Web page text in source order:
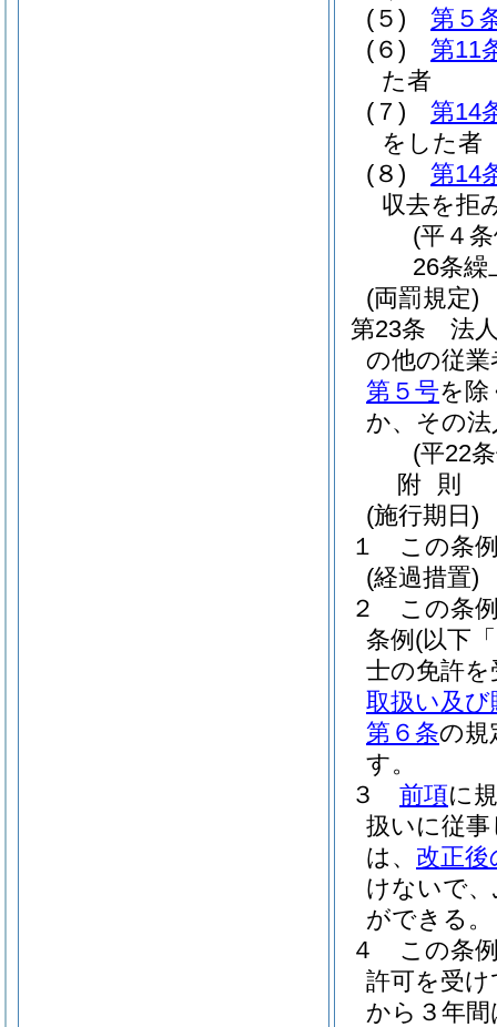
(５)
第５
(６)
第11
た者
(７)
第14
をした者
(８)
第14
収去を拒
(平４
26条繰
(両罰規定)
第23条
法
の他の従
第５号を除
か、その
(平22
附 則
(施行期日)
１
この条
(経過措置)
２
この条
条例 (以下
士の免許
取扱い及
第６条の規
す。
３
前項に
扱いに従
は、 改正後
けないで
ができる。
４
この条
許可を受
から３年間